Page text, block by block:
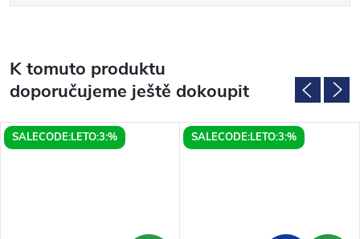
K tomuto produktu
doporučujeme ještě dokoupit
SALECODE:LETO:3:% SALECODE:LETO:3:%